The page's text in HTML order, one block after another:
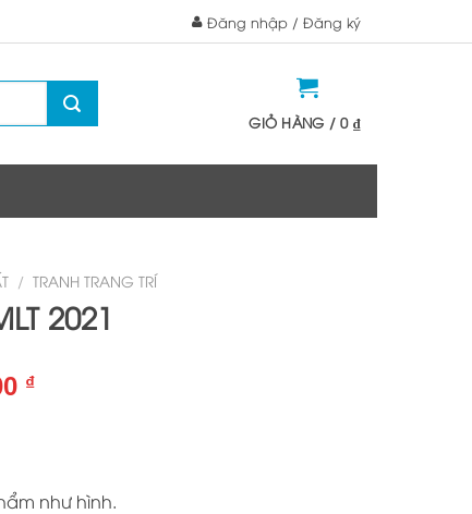
Đăng nhập / Đăng ký
GIỎ HÀNG /0 ₫
/ TRANH TRANG TRÍ
2021
₫.
₫Giá
6.000.000 ₫.
như hình.